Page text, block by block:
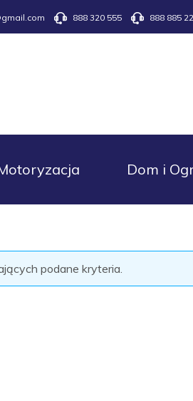
888 320 555 888 885
Dom i
podane kryteria.